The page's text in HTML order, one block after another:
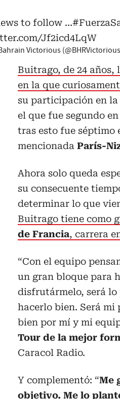
to follow …
Jf2icd4LqW
Victorious
Buitrago, de 24 años,
en la que
su participación en la
el que fue segundo
tras esto fue séptimo
mencionada París-
Ahora solo queda
su consecuente
determinar lo que
Buitrago tiene como
de Francia, carrera
“Con el equipo
un gran bloque para
disfrutármelo, será lo
hacerlo bien. Será mi
bien por mí y mi
Tour de la mejor
Caracol Radio.
Y complementó: “Me
objetivo. Me lo